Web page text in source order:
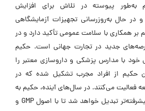
پیوسته در تلاش برای افزایش
در حال به‌روزرسانی تجهیزات آزمایشگاهی
همکاری با سلامت عمومی تأکید دارد و در
جدید در تجارت جهانی است. حکیم
خود با مدارس پزشکی و داروسازی معتبر را
حکیم از افراد مجرب تشکیل شده که در
فعالیت می‌کنند. در سال‌های آینده، حکیم به
کارخانه‌ای گسترده‌تر و پیشرفته‌تر تبدیل خواهد شد تا با اصول GMP و